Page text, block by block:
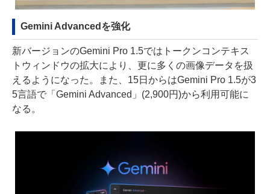
Gemini Advancedを強化
新バージョンのGemini Pro 1.5ではトークンコンテキス
トウィンドウの拡大により、更に多くの画像データを扱
えるようになった。また、15日からはGemini Pro 1.5が3
5言語で「Gemini Advanced」(2,900円)から利用可能に
なる。